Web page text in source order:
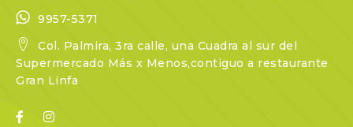
9957-5371
Col. Palmira, 3ra calle, una Cuadra al sur del
Supermercado Más x Menos,contiguo a restaurante
Gran Linfa